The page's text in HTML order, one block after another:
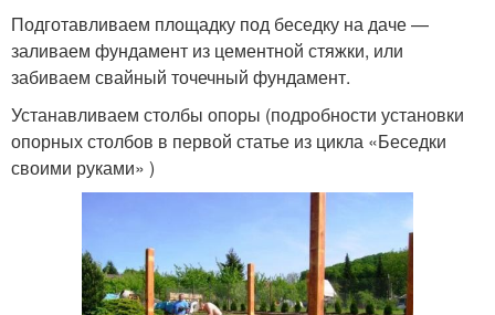
Подготавливаем площадку под беседку на даче —
заливаем фундамент из цементной стяжки, или
забиваем свайный точечный фундамент.
Устанавливаем столбы опоры (подробности установки
опорных столбов в первой статье из цикла «Беседки
своими руками» )